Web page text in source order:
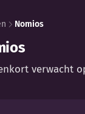
Nomios
verwacht